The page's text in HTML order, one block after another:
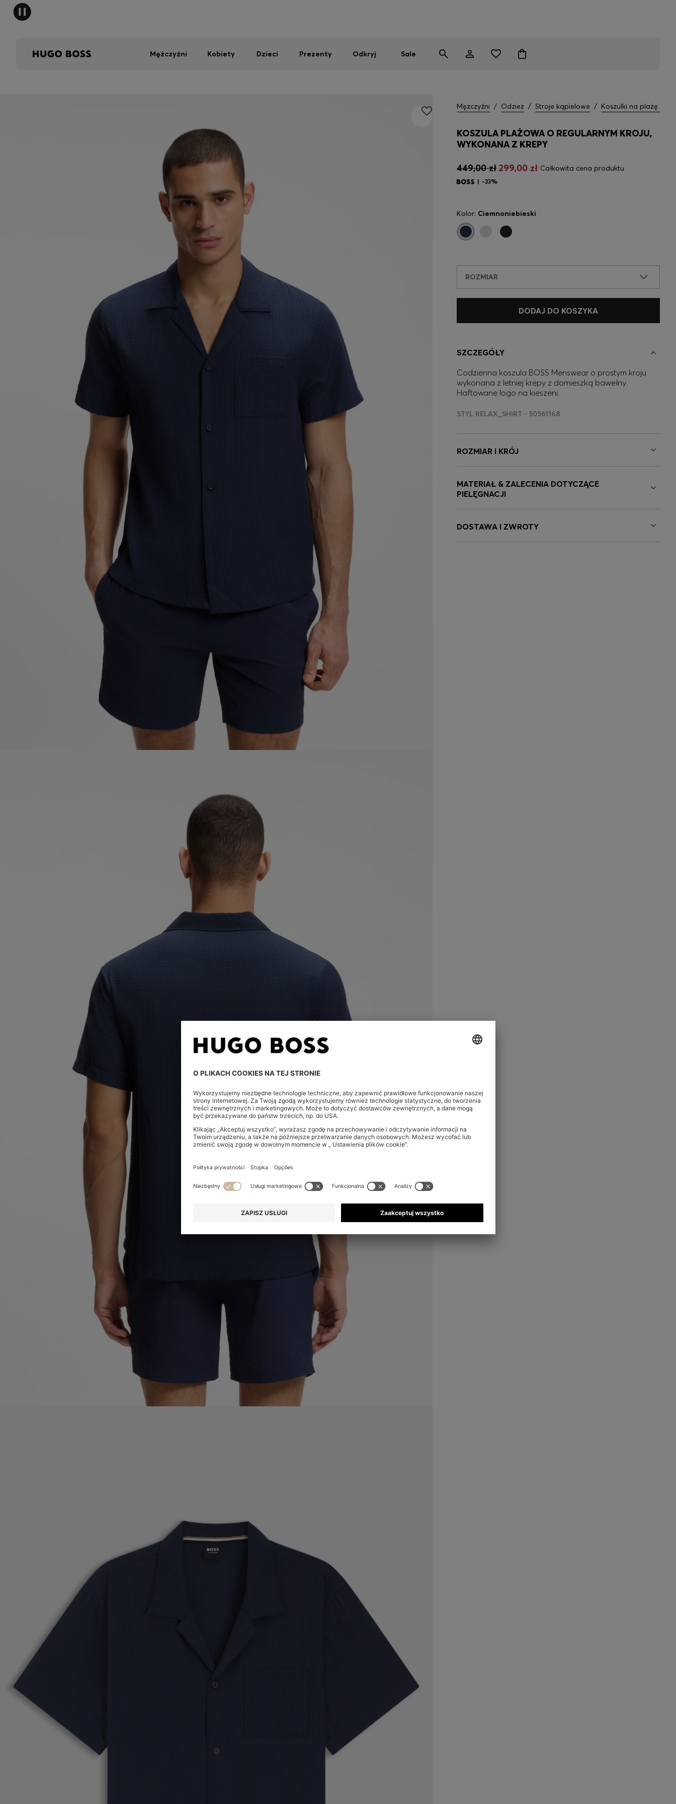
Mężczyźni Kobiety Dzieci Prezenty Odkryj Sale
Mężczyźni / Odzież / Stroje kąpielowe / Koszulki na plażę
KOSZULA PLAŻOWA O REGULARNYM KROJU,
WYKONANA Z KREPY
449,00 zł 299,00 zł Całkowita cena produktu
-33%
Kolor: Ciemnoniebieski
ROZMIAR
DODAJ DO KOSZYKA
SZCZEGÓŁY
Codzienna koszula BOSS Menswear o prostym kroju
wykonana z letniej krepy z domieszką bawełny.
Haftowane logo na kieszeni.
STYL RELAX_SHIRT - 50561168
ROZMIAR I KRÓJ
MATERIAŁ & ZALECENIA DOTYCZĄCE
PIELĘGNACJI
DOSTAWA I ZWROTY